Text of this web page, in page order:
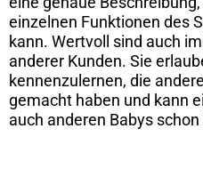
einzelnen Funktionen des
kann. Wertvoll sind auch
anderer Kunden. Sie
kennenzulernen, die
gemacht haben und kann
auch anderen Babys